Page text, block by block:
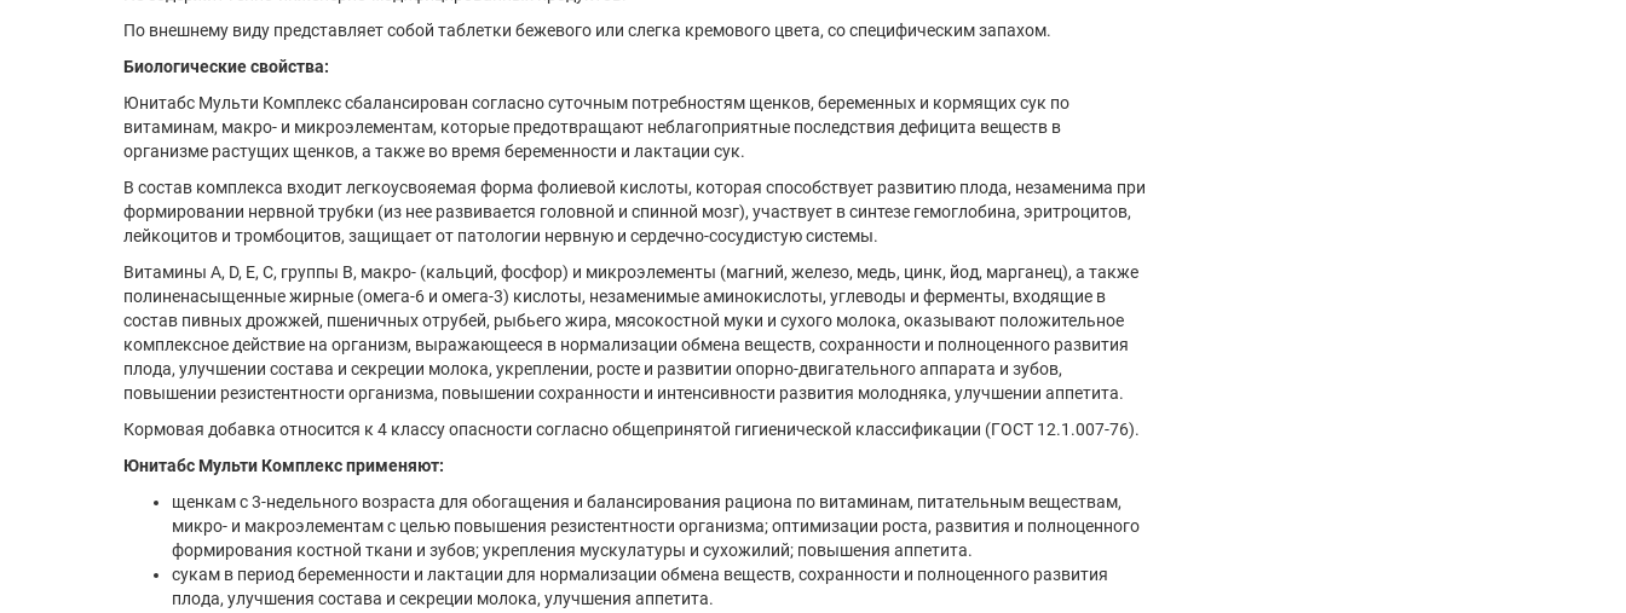
По внешнему виду представляет собой таблетки бежевого или слегка кремового цвета, со специфическим запахом.
Биологические свойства:
Юнитабс Мульти Комплекс сбалансирован согласно суточным потребностям щенков, беременных и кормящих сук по
витаминам, макро- и микроэлементам, которые предотвращают неблагоприятные последствия дефицита веществ в
организме растущих щенков, а также во время беременности и лактации сук.
В состав комплекса входит легкоусвояемая форма фолиевой кислоты, которая способствует развитию плода, незаменима при
формировании нервной трубки (из нее развивается головной и спинной мозг), участвует в синтезе гемоглобина, эритроцитов,
лейкоцитов и тромбоцитов, защищает от патологии нервную и сердечно-сосудистую системы.
Витамины A, D, E, C, группы В, макро- (кальций, фосфор) и микроэлементы (магний, железо, медь, цинк, йод, марганец), а также
полиненасыщенные жирные (омега-6 и омега-3) кислоты, незаменимые аминокислоты, углеводы и ферменты, входящие в
состав пивных дрожжей, пшеничных отрубей, рыбьего жира, мясокостной муки и сухого молока, оказывают положительное
комплексное действие на организм, выражающееся в нормализации обмена веществ, сохранности и полноценного развития
плода, улучшении состава и секреции молока, укреплении, росте и развитии опорно-двигательного аппарата и зубов,
повышении резистентности организма, повышении сохранности и интенсивности развития молодняка, улучшении аппетита.
Кормовая добавка относится к 4 классу опасности согласно общепринятой гигиенической классификации (ГОСТ 12.1.007-76).
Юнитабс Мульти Комплекс применяют:
щенкам с 3-недельного возраста для обогащения и балансирования рациона по витаминам, питательным веществам,
микро- и макроэлементам с целью повышения резистентности организма; оптимизации роста, развития и полноценного
формирования костной ткани и зубов; укрепления мускулатуры и сухожилий; повышения аппетита.
сукам в период беременности и лактации для нормализации обмена веществ, сохранности и полноценного развития
плода, улучшения состава и секреции молока, улучшения аппетита.